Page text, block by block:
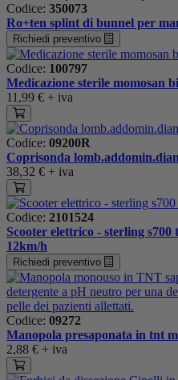
Codice: 350073
Ro+ten splint di bunnel per
Richiedi preventivo
Codice: 100797
Medicazione sterile momosan
11,99 € + iva
Codice: 09200R
Coprisonda
38,32 € + iva
Codice: 2101524
Scooter elettrico - sterling s700
12km/h
Richiedi preventivo
Codice: 09272
Manopola presaponata in tnt
2,88 € + iva